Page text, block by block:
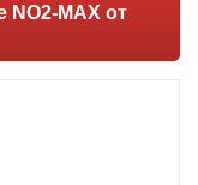
NO2-MAX от